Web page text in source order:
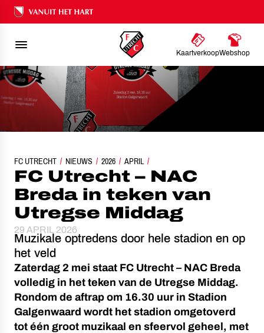
Ons nalatenschap
KaartverkoopWebshop
FC UTRECHT NIEUWS 2026 APRIL
FC UTRECHT – NAC BREDA IN TEKEN VAN UTREGSE MIDDAG
FC Utrecht – NAC
Breda in teken van
Utregse Middag
29 APRIL 2026
Muzikale optredens door hele stadion en op
het veld
Zaterdag 2 mei staat FC Utrecht – NAC Breda
volledig in het teken van de Utregse Middag.
Rondom de aftrap om 16.30 uur in Stadion
Galgenwaard wordt het stadion omgetoverd
tot één groot muzikaal en sfeervol geheel, met